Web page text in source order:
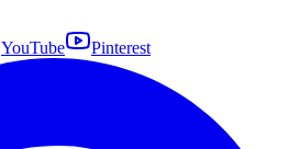
YouTube Pinterest